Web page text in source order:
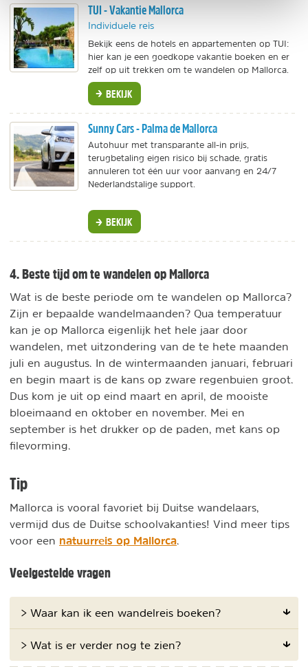
TUI - Vakantie Mallorca
Individuele reis
Bekijk eens de hotels en appartementen op TUI:
hier kan je een goedkope vakantie boeken en er
zelf op uit trekken om te wandelen op Mallorca.
BEKIJK
Sunny Cars - Palma de Mallorca
Autohuur met transparante all-in prijs,
terugbetaling eigen risico bij schade, gratis
annuleren tot één uur voor aanvang en 24/7
Nederlandstalige support.
BEKIJK
4. Beste tijd om te wandelen op Mallorca
Wat is de beste periode om te wandelen op Mallorca?
Zijn er bepaalde wandelmaanden? Qua temperatuur
kan je op Mallorca eigenlijk het hele jaar door
wandelen, met uitzondering van de te hete maanden
juli en augustus. In de wintermaanden januari, februari
en begin maart is de kans op zware regenbuien groot.
Dus kom je uit op eind maart en april, de mooiste
bloeimaand en oktober en november. Mei en
september is het drukker op de paden, met kans op
filevorming.
Tip
Mallorca is vooral favoriet bij Duitse wandelaars,
vermijd dus de Duitse schoolvakanties! Vind meer tips
voor een natuurreis op Mallorca
Veelgestelde vragen
> Waar kan ik een wandelreis boeken?
> Wat is er verder nog te zien?